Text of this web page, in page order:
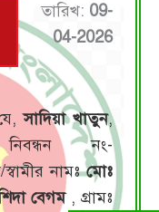
তারিখ: 09-
04-2026
সাদিয়া খাতুন,
নং-
নামঃমোঃ
বেগম , গ্রামঃ